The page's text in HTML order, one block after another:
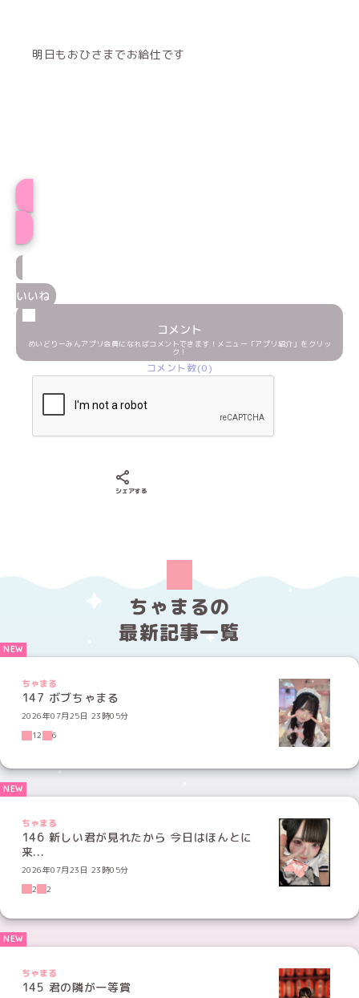
明日もおひさまでお給仕です
いいね
コメント
めいどりーみんアプリ会員になればコメントできます！メニュー「アプリ紹介」をクリッ
ク！
コメント数(0)
シェアする
ちゃまるの
最新記事一覧
ちゃまる
147 ボブちゃまる
2026年07月25日 23時05分
12
6
ちゃまる
146 新しい君が見れたから 今日はほんとに
来...
2026年07月23日 23時05分
2
2
ちゃまる
145 君の隣が一等賞